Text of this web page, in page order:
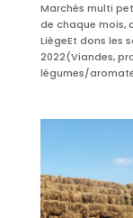
Marchés multi
de chaque mois,
LiègeEt dons les
2022(Viandes,
légumes/